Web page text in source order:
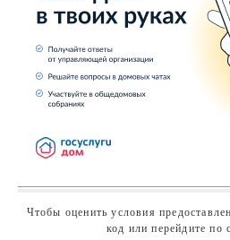
Чтобы оценить условия
код или перейдите по